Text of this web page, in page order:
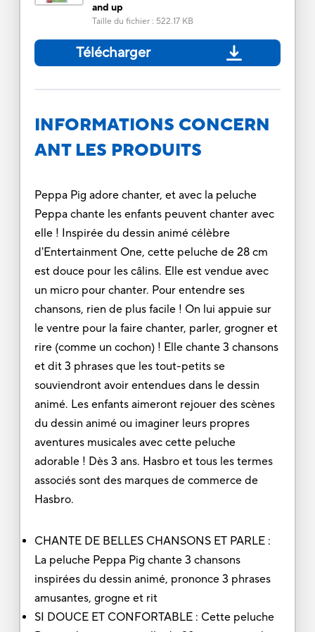
and up
Taille du fichier: 522.17 KB
Télécharger
INFORMATIONS CONCERN
ANT LES PRODUITS
Peppa Pig adore chanter, et avec la peluche
Peppa chante les enfants peuvent chanter avec
elle ! Inspirée du dessin animé célèbre
d'Entertainment One, cette peluche de 28 cm
est douce pour les câlins. Elle est vendue avec
un micro pour chanter. Pour entendre ses
chansons, rien de plus facile ! On lui appuie sur
le ventre pour la faire chanter, parler, grogner et
rire (comme un cochon) ! Elle chante 3 chansons
et dit 3 phrases que les tout-petits se
souviendront avoir entendues dans le dessin
animé. Les enfants aimeront rejouer des scènes
du dessin animé ou imaginer leurs propres
aventures musicales avec cette peluche
adorable ! Dès 3 ans. Hasbro et tous les termes
associés sont des marques de commerce de
Hasbro.
CHANTE DE BELLES CHANSONS ET PARLE :
La peluche Peppa Pig chante 3 chansons
inspirées du dessin animé, prononce 3 phrases
amusantes, grogne et rit
SI DOUCE ET CONFORTABLE : Cette peluche